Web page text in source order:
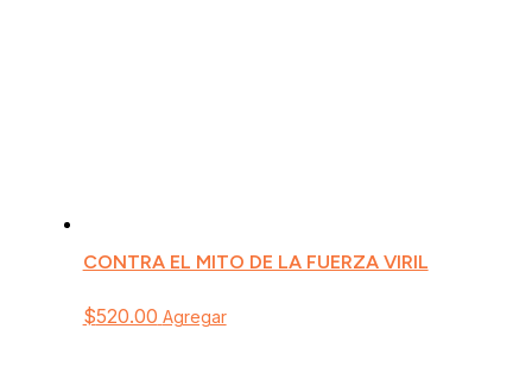
CONTRA EL MITO DE LA FUERZA VIRIL
$520.00 Agregar